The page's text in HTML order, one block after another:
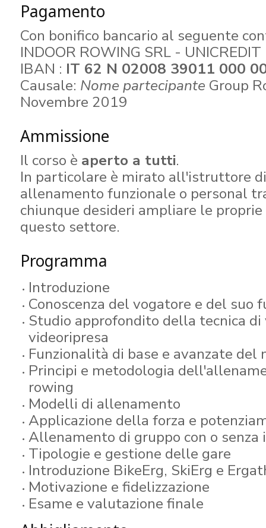
Pagamento
Con bonifico bancario al seguente
INDOOR ROWING SRL - UNICREDIT
IBAN : IT 62 N 02008 39011 000
Causale: Nome partecipante Group
Novembre 2019
Ammissione
Il corso è aperto a tutti.
In particolare è mirato all'istruttore
allenamento funzionale o personal
chiunque desideri ampliare le proprie
questo settore.
Programma
Introduzione
Conoscenza del vogatore e del suo
Studio approfondito della tecnica di
videoripresa
Funzionalità di base e avanzate del
Principi e metodologia
rowing
Modelli di allenamento
Applicazione della forza e
Allenamento di gruppo con o senza
Tipologie e gestione delle gare
Introduzione BikeErg, SkiErg e
Motivazione e fidelizzazione
Esame e valutazione finale